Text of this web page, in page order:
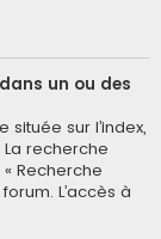
un ou des
sur l’index,
recherche
Recherche
L’accès à